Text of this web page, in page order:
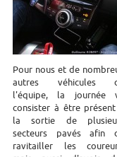
Pour nous et de
autres véhicules
l'équipe, la journée
consister à être
la sortie de
secteurs pavés afin
ravitailler les